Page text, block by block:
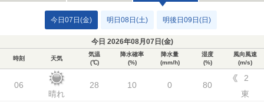
今日07日(金) 明日08日(土) 明後日09日(日)
今日 2026年08月07日(金)
時刻 天気
気温
(℃)
降水確率
(%)
降水量
(mm/h)
湿度
(%)
風向風速
(m/s)
06
晴れ
28 10 0 80
2
東